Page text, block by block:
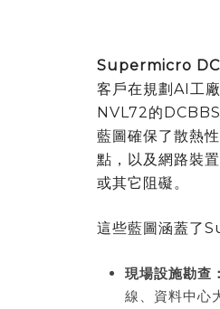
Supermicro
客戶在規劃AI工
NVL72的
藍圖確保了散熱
點，以及網路裝
或其它阻礙。
這些藍圖涵蓋了
現場設施勘查：
線、資料中心